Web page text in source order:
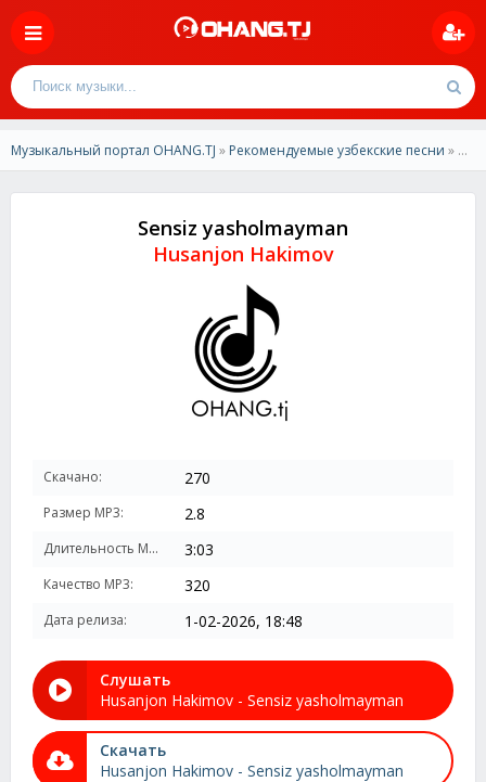
Музыкальный портал OHANG.TJ » Рекомендуемые узбекские песни » Husanjon Hakimov - Sensiz yasholmayman
Sensiz yasholmayman
Husanjon Hakimov
Скачано: 270
Размер MP3: 2.8
Длительность MP3: 3:03
Качество MP3: 320
Дата релиза: 1-02-2026, 18:48
Слушать
Husanjon Hakimov - Sensiz yasholmayman
Скачать
Husanjon Hakimov - Sensiz yasholmayman